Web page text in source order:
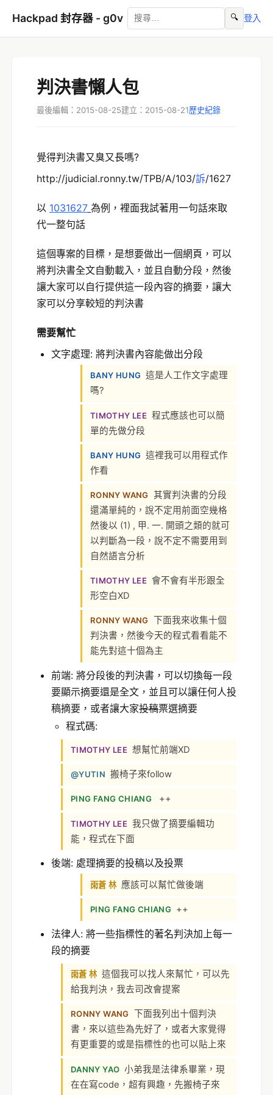
Hackpad 封存器 - g0v 🔍 登入
判決書懶人包
最後編輯：2015-08-25建立：2015-08-21歷史紀錄
覺得判決書又臭又長嗎?
http://judicial.ronny.tw/TPB/A/103/訴/1627
以 1031627 為例，裡面我試著用一句話來取
代一整句話
這個專案的目標，是想要做出一個網頁，可以
將判決書全文自動載入，並且自動分段，然後
讓大家可以自行提供這一段內容的摘要，讓大
家可以分享較短的判決書
需要幫忙
文字處理: 將判決書內容能做出分段
BANY HUNG 這是人工作文字處理
嗎?
TIMOTHY LEE 程式應該也可以簡
單的先做分段
BANY HUNG 這裡我可以用程式作
作看
RONNY WANG 其實判決書的分段
還滿單純的，說不定用前面空幾格
然後以 (1) , 甲. 一. 開頭之類的就可
以判斷為一段，說不定不需要用到
自然語言分析
TIMOTHY LEE 會不會有半形跟全
形空白XD
RONNY WANG
下面我來收集十個
判決書，然後今天的程式看看能不
能先對這十個為主
前端: 將分段後的判決書，可以切換每一段
要顯示摘要還是全文，並且可以讓任何人投
稿摘要，或者讓大家投稿票選摘要
程式碼:
TIMOTHY LEE 想幫忙前端XD
@YUTIN 搬椅子來follow
PING FANG CHIANG ++
TIMOTHY LEE 我只做了摘要編輯功
能，程式在下面
後端: 處理摘要的投稿以及投票
雨蒼 林 應該可以幫忙做後端
PING FANG CHIANG ++
法律人: 將一些指標性的著名判決加上每一
段的摘要
雨蒼 林 這個我可以找人來幫忙，可以先
給我判決，我去司改會提案
RONNY WANG
下面我列出十個判決
書，來以這些為先好了，或者大家覺得
有更重要的或是指標性的也可以貼上來
DANNY YAO 小弟我是法律系畢業，現
在在寫code，超有興趣，先搬椅子來